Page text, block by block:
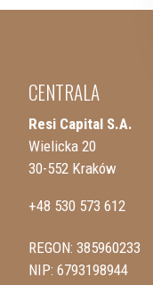
CENTRALA
Resi Capital S.A.
Wielicka 20
30-552 Kraków
+48 530 573 612
REGON: 385960233
NIP: 6793198944